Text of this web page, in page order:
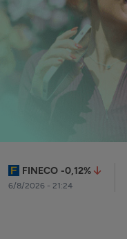
FINECO -0,12%
6/8/2026 - 21:24